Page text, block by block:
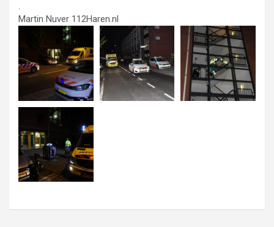
.
Martin Nuver 112Haren.nl